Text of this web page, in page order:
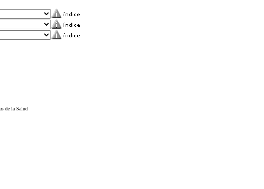
de la Salud